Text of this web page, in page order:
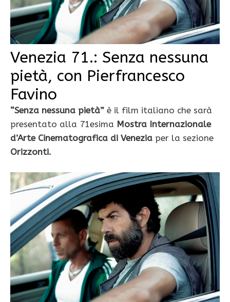
Venezia 71.: Senza nessuna
pietà, con Pierfrancesco
Favino
“Senza nessuna pietà” è il film italiano che sarà
presentato alla 71esima Mostra Internazionale
d’Arte Cinematografica di Venezia per la sezione
Orizzonti.